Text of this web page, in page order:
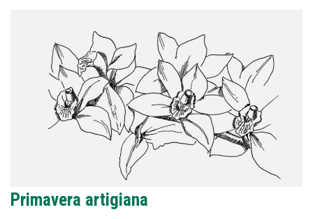
Primavera artigiana